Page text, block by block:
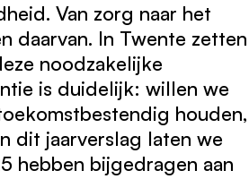
Van zorg naar het
daarvan. In Twente zetten
noodzakelijke
is duidelijk: willen we
houden,
dit jaarverslag laten we
hebben bijgedragen aan